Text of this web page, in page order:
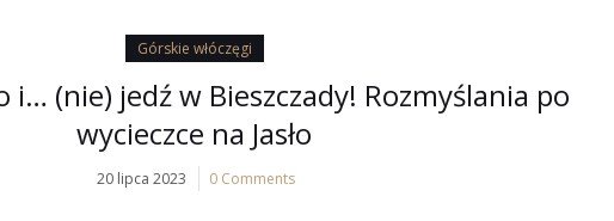
Górskie włóczęgi
i… (nie) jedź w Bieszczady! Rozmyślania po
wycieczce na Jasło
20 lipca 2023 0 Comments